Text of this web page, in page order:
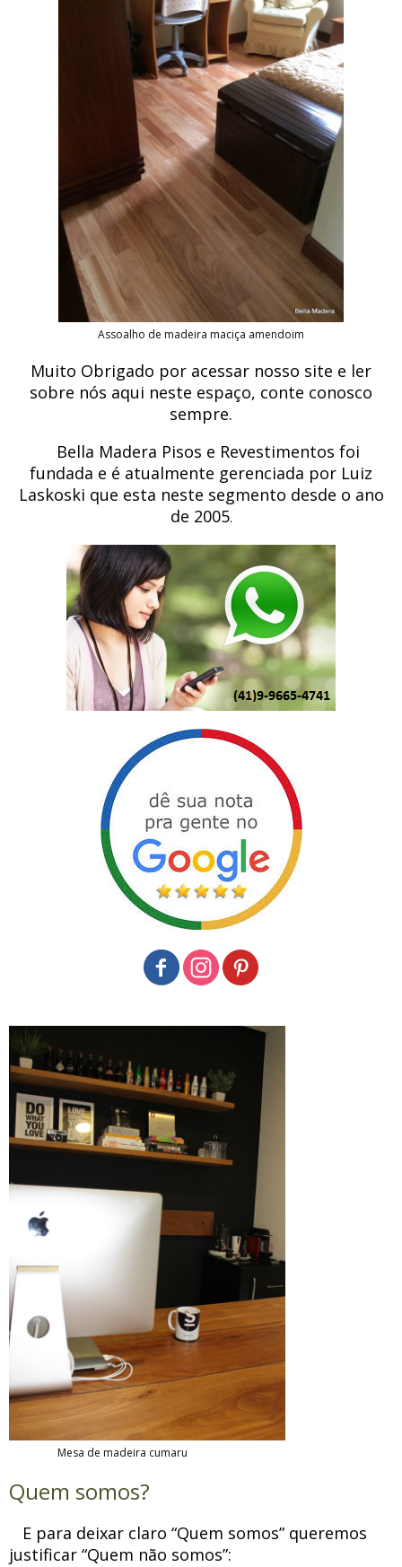
Assoalho de madeira maciça amendoim
Muito Obrigado por acessar nosso site e ler
sobre nós aqui neste espaço, conte conosco
sempre.
Bella Madera Pisos e Revestimentos foi
fundada e é atualmente gerenciada por Luiz
Laskoski que esta neste segmento desde o ano
de 2005.
Mesa de madeira cumaru
Quem somos?
E para deixar claro “Quem somos” queremos
justificar “Quem não somos”: